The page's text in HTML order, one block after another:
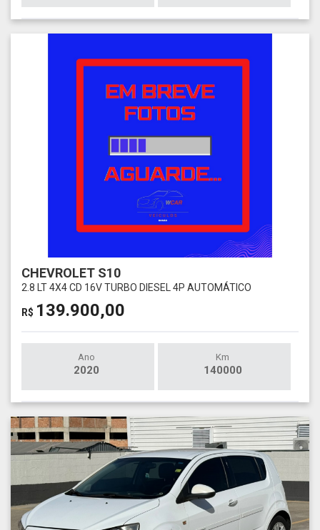
CHEVROLET S10
2.8 LT 4X4 CD 16V TURBO DIESEL 4P AUTOMÁTICO
R$ 139.900,00
Ano
2020
Km
140000